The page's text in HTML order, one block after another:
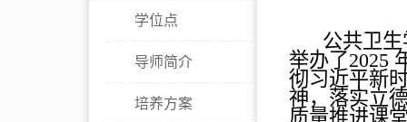
学位点
导师简介
培养方案
公共卫
举办了2025
彻习近平新
神，落实立
质量推进课